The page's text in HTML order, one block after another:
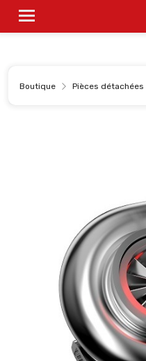
Boutique Pièces détachées